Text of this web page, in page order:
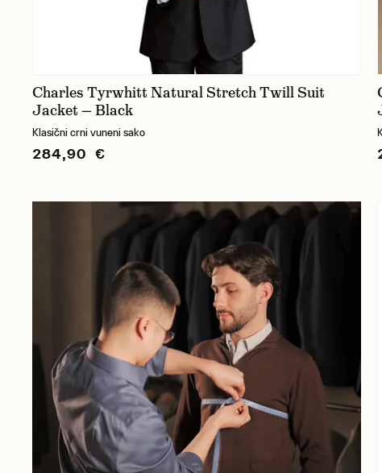
Charles Tyrwhitt Natural Stretch Twill Suit
Jacket — Black
Klasični crni vuneni sako
284,90 €